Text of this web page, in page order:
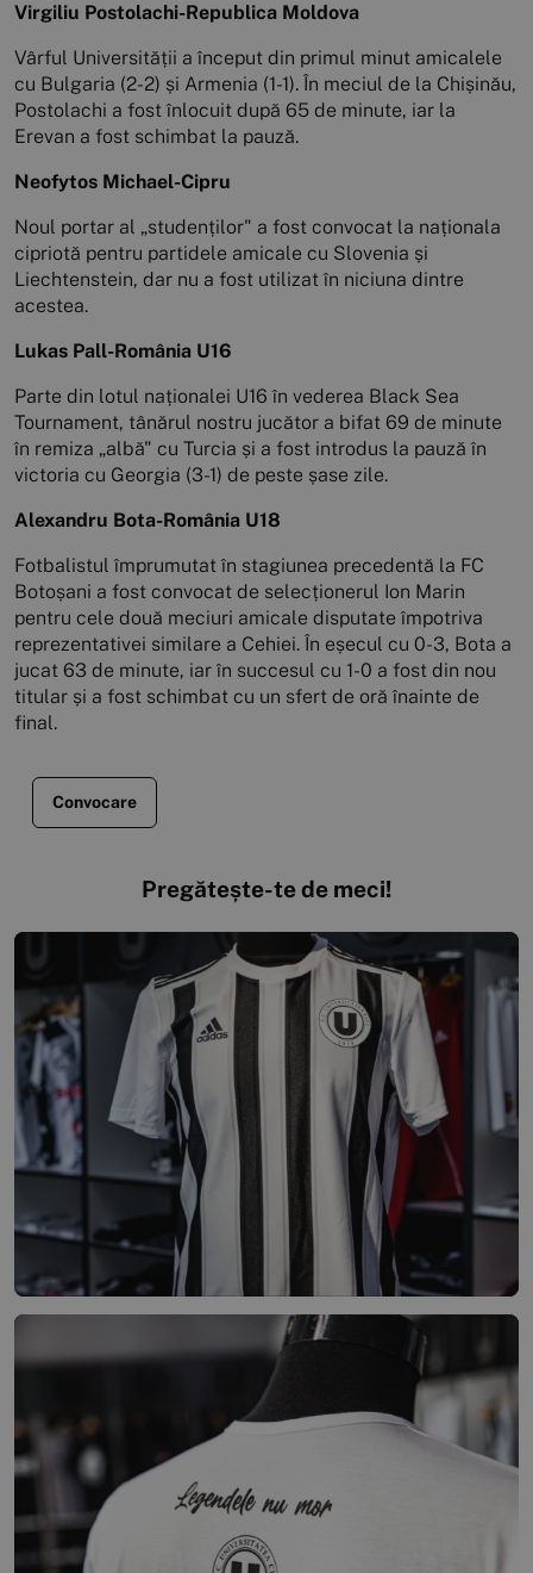
Virgiliu Postolachi-Republica Moldova
Vârful Universității a început din primul minut amicalele
cu Bulgaria (2-2) și Armenia (1-1). În meciul de la Chișinău,
Postolachi a fost înlocuit după 65 de minute, iar la
Erevan a fost schimbat la pauză.
Neofytos Michael-Cipru
Noul portar al „studenților" a fost convocat la naționala
cipriotă pentru partidele amicale cu Slovenia și
Liechtenstein, dar nu a fost utilizat în niciuna dintre
acestea.
Lukas Pall-România U16
Parte din lotul naționalei U16 în vederea Black Sea
Tournament, tânărul nostru jucător a bifat 69 de minute
în remiza „albă" cu Turcia și a fost introdus la pauză în
victoria cu Georgia (3-1) de peste șase zile.
Alexandru Bota-România U18
Fotbalistul împrumutat în stagiunea precedentă la FC
Botoșani a fost convocat de selecționerul Ion Marin
pentru cele două meciuri amicale disputate împotriva
reprezentativei similare a Cehiei. În eșecul cu 0-3, Bota a
jucat 63 de minute, iar în succesul cu 1-0 a fost din nou
titular și a fost schimbat cu un sfert de oră înainte de
final.
Convocare
Pregătește-te de meci!